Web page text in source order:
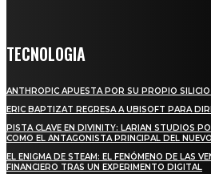
TECNOLOGIA
ANTHROPIC APUESTA POR SU PROPIO
ERIC BAPTIZAT REGRESA A UBISOFT PARA
PISTA CLAVE EN DIVINITY: LARIAN STUDIOS
COMO EL ANTAGONISTA PRINCIPAL DEL
EL ENIGMA DE STEAM: EL FENÓMENO DE LAS
FINANCIERO TRAS UN EXPERIMENTO DIGITAL